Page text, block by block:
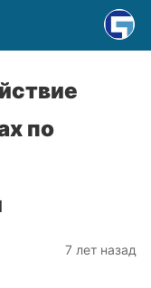
по
7 лет назад